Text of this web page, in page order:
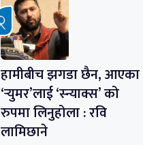
हामीबीच झगडा छैन, आएका
‘र्‍युमर’लाई ‘स्न्याक्स’ को
रुपमा लिनुहोला : रवि
लामिछाने